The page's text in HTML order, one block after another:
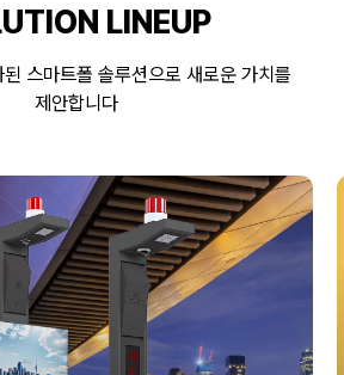
LINEUP
스마트폴 솔루션으로 새로운 가치를
제안합니다